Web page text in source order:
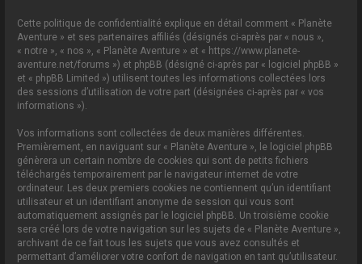
Cette politique de confidentialité explique en détail comment « Planète
Aventure » et ses partenaires affiliés (désignés ci-après par « nous »,
« notre », « nos », « Planète Aventure » et « https://www.planete-
aventure.net/forums ») et phpBB (désigné ci-après par « logiciel phpBB »
et « phpBB Limited ») utilisent toutes les informations collectées lors
des sessions d’utilisation de votre part (désignées ci-après par « vos
informations »).
Vos informations sont collectées de deux manières différentes.
Premièrement, en naviguant sur « Planète Aventure », le logiciel phpBB
génèrera un certain nombre de cookies qui sont de petits fichiers
téléchargés temporairement par le navigateur internet de votre
ordinateur. Les deux premiers cookies ne contiennent qu’un identifiant
utilisateur et un identifiant anonyme de session qui vous sont
automatiquement assignés par le logiciel phpBB. Un troisième cookie
sera créé lors de votre navigation sur les sujets de « Planète Aventure »,
archivant de ce fait tous les sujets que vous avez consultés et
permettant d’améliorer votre confort de navigation en tant qu’utilisateur.